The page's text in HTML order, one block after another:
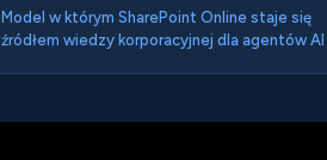
mogą wysyłać danych do publicznych API.
Model w którym SharePoint Online staje się
źródłem wiedzy korporacyjnej dla agentów